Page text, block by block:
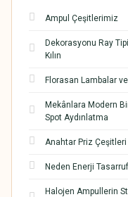
Ampul Çeşitlerimiz
Dekorasyonu Ray
Kılın
Florasan Lambalar
Mekânlara Modern
Spot Aydınlatma
Anahtar Priz Çeşitleri
Neden Enerji
Halojen Ampullerin